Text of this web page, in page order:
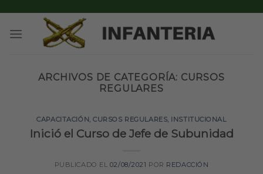
content
ARCHIVOS DE CATEGORÍA: CURSOS
REGULARES
CAPACITACIÓN,CURSOS REGULARES, INSTITUCIONAL
Inició el Curso de Jefe de Subunidad
PUBLICADO EL 02/08/2021 POR REDACCIÓN